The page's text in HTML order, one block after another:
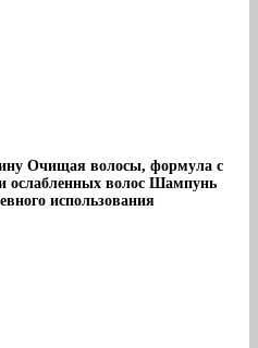
Очищая волосы, формула с
ослабленных волос Шампунь
использования